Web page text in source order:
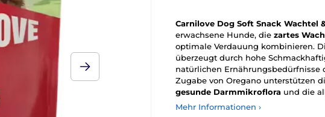
Carnilove Dog Soft Snack Wachtel
erwachsene Hunde, die zartes
optimale Verdauung kombinieren.
überzeugt durch hohe
natürlichen Ernährungsbedürfnisse
Zugabe von Oregano unterstützen
gesunde Darmmikroflora und die
Mehr Informationen ›